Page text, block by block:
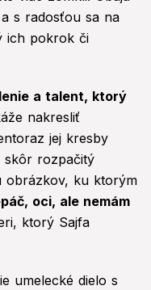
s radosťou sa na
ich pokrok či
a talent, ktorý
nakresliť
jej kresby
skôr rozpačitý
obrázkov, ku ktorým
oci, ale nemám
ktorý Sajfa
umelecké dielo s